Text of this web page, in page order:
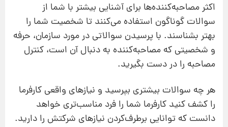
اکثر مصاحبه‌کننده‌ها برای آشنایی بیشتر با شما از
سوالات گوناگون استفاده می‌کنند تا شخصیت شما را
بهتر بشناسند. با پرسیدن سوالاتی در مورد سازمان، حرفه
و شخصیتی که مصاحبه‌کننده به دنبال آن است، کنترل
مصاحبه را در دست بگیرید.
هر چه سوالات بیشتری بپرسید و نیازهای واقعی کارفرما
را کشف کنید کارفرما شما را فرد مناسب‌تری خواهد
دانست که توانایی برطرف‌کردن نیازهای شرکتش را دارید.